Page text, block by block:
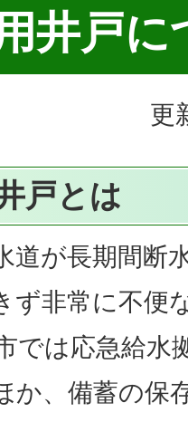
井戸に
更
戸とは
道が長期間断
ず非常に不便
では応急給水
か、備蓄の保